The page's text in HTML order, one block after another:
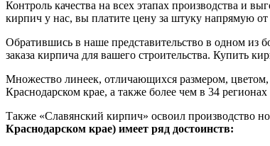
Контроль качества на всех этапах производства и
кирпич у нас, вы платите цену за штуку напрямую от
Обратившись в наше представительство в одном из
заказа кирпича для вашего строительства. Купить
Множество линеек, отличающихся размером,
Краснодарском крае, а также более чем в 34
Также «Славянский кирпич» освоил производство
Краснодарском крае) имеет ряд достоинств: